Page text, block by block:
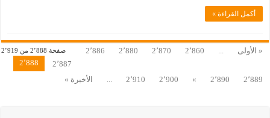
أكمل القراءة »
صفحة 2٬888 من 2٬919 « الأولى 2٬860 2٬870 2٬880
2٬886
2٬887
2٬888
2٬889
2٬890 » 2٬900 2٬910 الأخيرة »